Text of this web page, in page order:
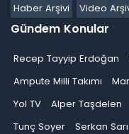
Haber Arşivi
Video
Gündem Konular
Recep Tayyip Erdoğan
Ampute Milli Takımı
Yol TV
Alper Taşdelen
Tunç Soyer
Serkan Sarı